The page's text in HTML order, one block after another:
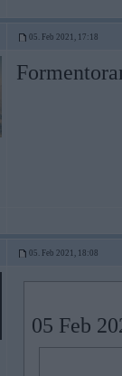
05. Feb 2021, 17:18
05. Feb 2021, 18:08
05 Feb